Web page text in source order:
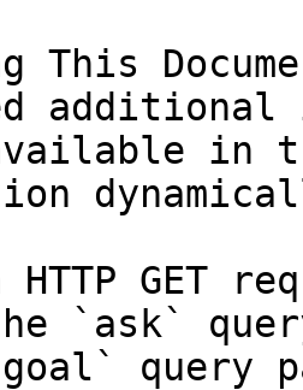
This
in
HTTP GET
`ask`
query